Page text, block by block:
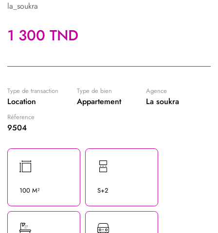
la_soukra
1 300 TND
Type de transaction
Location
Type de bien
Appartement
Agence
La soukra
Réference
9504
100 M² S+2